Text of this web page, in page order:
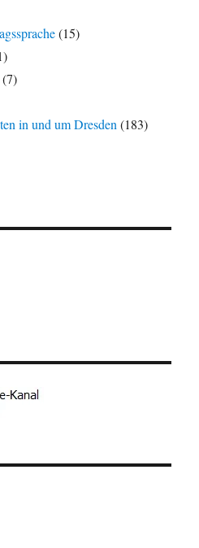
(15)
(7)
in und um Dresden (183)